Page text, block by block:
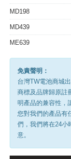
MD198
MD439
ME639
免責聲明：
台灣TW電池商城
商標及品牌歸原註
明產品的兼容性，
您對我們的產品有
們，我們將在24小
意。